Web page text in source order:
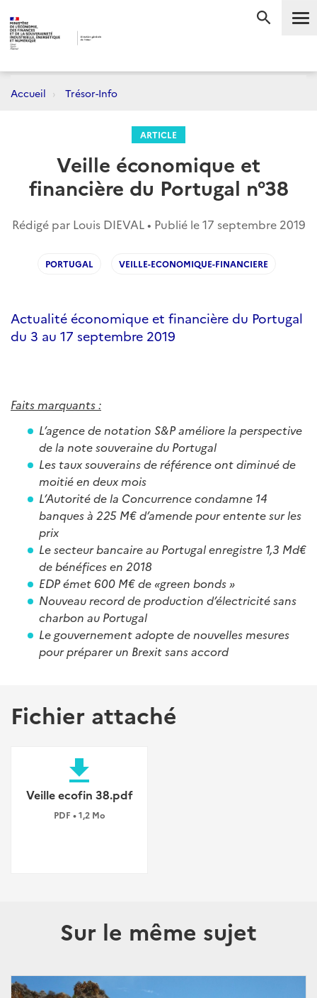
Accueil Trésor-Info
ARTICLE
Veille économique et
financière du Portugal n°38
Rédigé par Louis DIEVAL • Publié le17 septembre 2019
PORTUGAL VEILLE-ECONOMIQUE-FINANCIERE
Actualité économique et financière du Portugal
du 3 au 17 septembre 2019
Faits marquants :
L’agence de notation S&P améliore la perspective
de la note souveraine du Portugal
Les taux souverains de référence ont diminué de
moitié en deux mois
L’Autorité de la Concurrence condamne 14
banques à 225 M€ d’amende pour entente sur les
prix
Le secteur bancaire au Portugal enregistre 1,3 Md€
de bénéfices en 2018
EDP émet 600 M€ de «green bonds »
Nouveau record de production d’électricité sans
charbon au Portugal
Le gouvernement adopte de nouvelles mesures
pour préparer un Brexit sans accord
Fichier attaché
file_download
Veille ecofin 38.pdf
PDF • 1,2 Mo
Sur le même sujet